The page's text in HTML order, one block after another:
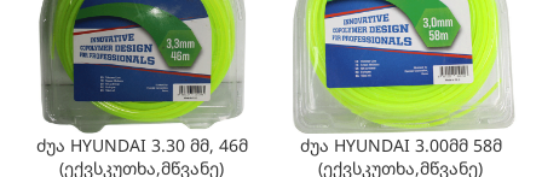
ძუა HYUNDAI 3.30 მმ, 46მ
(ექვსკუთხა,მწვანე)
ძუა HYUNDAI 3.00მმ 58მ
(ექვსკუთხა,მწვანე)